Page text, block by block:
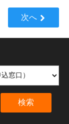
次へ
検索